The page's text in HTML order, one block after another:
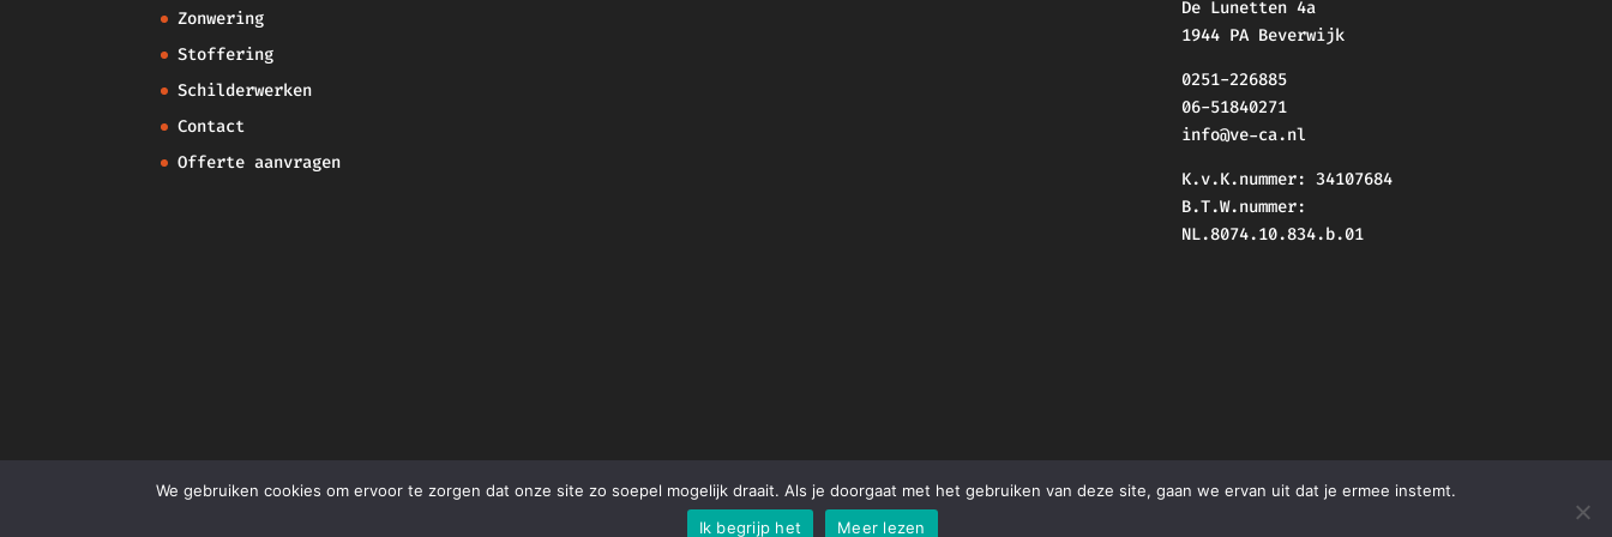
Zonwering
Stoffering
Schilderwerken
Contact
Offerte aanvragen
De Lunetten 4a
1944 PA Beverwijk
0251-226885
06-51840271
info@ve-ca.nl
K.v.K.nummer: 34107684
B.T.W.nummer:
NL.8074.10.834.b.01
We gebruiken cookies om ervoor te zorgen dat onze site zo soepel mogelijk draait. Als je doorgaat met het gebruiken van deze site, gaan we ervan uit dat je ermee instemt.
Ik begrijp het
Meer lezen